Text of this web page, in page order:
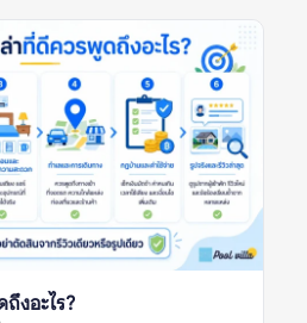
เหมาะกับคนหนึ่งอาจไม่เหมาะกับอีก
วิลล่าแนะนำที่น่าสนใจและเชื่อถือได้
ลล่าแนะนำที่น่าสนใจและเชื่อถือได้
ที่ถูกนำเสนอว่าเหมาะแก่การพิจารณา
วามนิยม รูปภาพ รีวิว สิ่งอำนวยความ
บกลุ่มผู้เข้าพักบางประเภท อย่างไร
แปลว่าที่พักนั้นเหมาะกับทุกคน และไม่
ข้าพักจะตรงกับความคาดหวังเสมอไป
นไขต่างกัน เช่น จำนวนคน งบประมาณ
การทำอาหาร ความเงียบสงบ หรือ
ลิสต์แนะนำที่มีคุณภาพควรช่วยให้ผู้
ม่ใช่แค่บอกว่าที่พักใด “ดีที่สุด” โดย
ธิบายเกณฑ์ชัดเจน เช่น เหมาะกับ
งอะไร?